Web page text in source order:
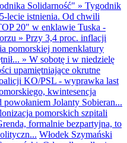
Solidarność" » Tygodnik
lecie istnienia. Od chwili
20" w enklawie Tuska -
» Przy 3,4 proc. inflacji
pomorskiej nomenklatury
» W sobotę i w niedzielę
upamiętniające okrutne
KO/PSL - wyprawka last
kwintesencja
Jolanty Sobieran...
pomorskich szpitali
formalnie bezpartyjna, to
Włodek Szymański